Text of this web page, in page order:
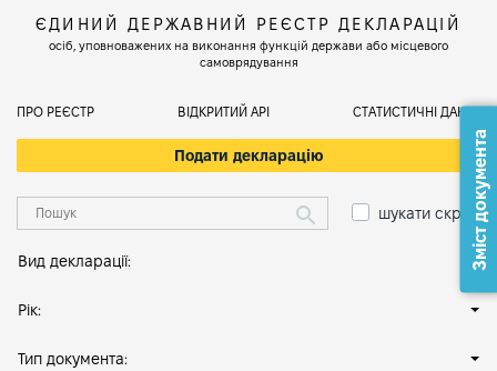
ЄДИНИЙ ДЕРЖАВНИЙ РЕЄСТР ДЕКЛАРАЦІЙ
осіб, уповноважених на виконання функцій держави або місцевого
самоврядування
ПРО РЕЄСТР ВІДКРИТИЙ АРІ СТАТИСТИЧНІ ДАНІ
Подати декларацію
шукати скрізь
Вид декларації:
Рік:
Тип документа:
Зміст документа